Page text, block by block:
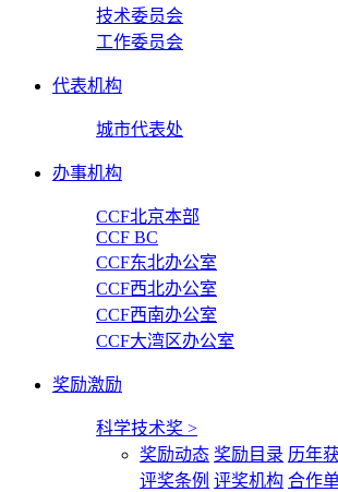
技术委员会
工作委员会
代表机构
城市代表处
办事机构
CCF北京本部
CCF BC
CCF东北办公室
CCF西北办公室
CCF西南办公室
CCF大湾区办公室
奖励激励
科学技术奖 >
奖励动态 奖励目录 历年
评奖条例 评奖机构 合作